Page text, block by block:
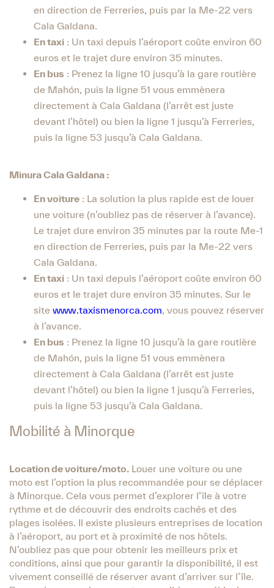
en direction de Ferreries, puis par la Me-22 vers
Cala Galdana.
En taxi : Un taxi depuis l’aéroport coûte environ 60
euros et le trajet dure environ 35 minutes.
En bus : Prenez la ligne 10 jusqu’à la gare routière
de Mahón, puis la ligne 51 vous emmènera
directement à Cala Galdana (l’arrêt est juste
devant l’hôtel) ou bien la ligne 1 jusqu’à Ferreries,
puis la ligne 53 jusqu’à Cala Galdana.
Minura Cala Galdana :
En voiture : La solution la plus rapide est de louer
une voiture (n’oubliez pas de réserver à l’avance).
Le trajet dure environ 35 minutes par la route Me-1
en direction de Ferreries, puis par la Me-22 vers
Cala Galdana.
En taxi : Un taxi depuis l’aéroport coûte environ 60
euros et le trajet dure environ 35 minutes. Sur le
site www.taxismenorca.com, vous pouvez réserver
à l’avance.
En bus : Prenez la ligne 10 jusqu’à la gare routière
de Mahón, puis la ligne 51 vous emmènera
directement à Cala Galdana (l’arrêt est juste
devant l’hôtel) ou bien la ligne 1 jusqu’à Ferreries,
puis la ligne 53 jusqu’à Cala Galdana.
Mobilité à Minorque
Location de voiture/moto. Louer une voiture ou une
moto est l’option la plus recommandée pour se déplacer
à Minorque. Cela vous permet d’explorer l’île à votre
rythme et de découvrir des endroits cachés et des
plages isolées. Il existe plusieurs entreprises de location
à l’aéroport, au port et à proximité de nos hôtels.
N’oubliez pas que pour obtenir les meilleurs prix et
conditions, ainsi que pour garantir la disponibilité, il est
vivement conseillé de réserver avant d’arriver sur l’île.